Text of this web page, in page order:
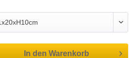
In den Warenkorb